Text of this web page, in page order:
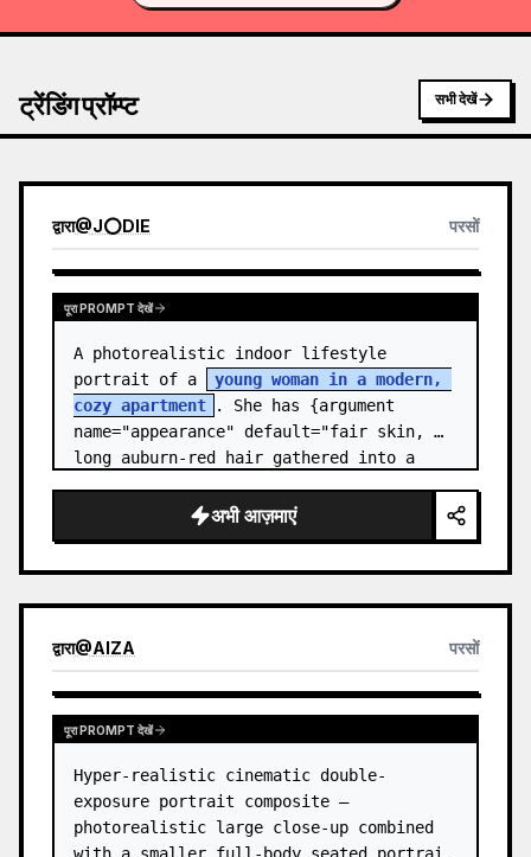
ट्रेंडिंग प्रॉम्प्ट सभी देखें
द्वारा@J⭕DIE परसों
पूरा PROMPT देखें
A photorealistic indoor lifestyle
portrait of a
young woman in a modern,
cozy apartment
. She has {argument
name="appearance" default="fair skin,
long auburn-red hair gathered into a
अभी आज़माएं
द्वारा@AIZA परसों
पूरा PROMPT देखें
Hyper-realistic cinematic double-
exposure portrait composite —
photorealistic large close-up combined